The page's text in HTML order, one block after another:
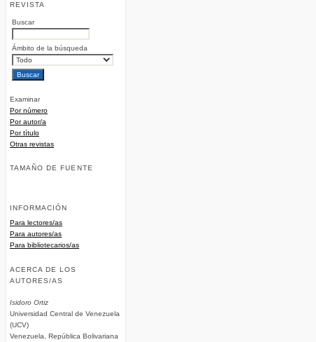
REVISTA
Buscar
Ámbito de la búsqueda
Examinar
Por número
Por autor/a
Por título
Otras revistas
TAMAÑO DE FUENTE
INFORMACIÓN
Para lectores/as
Para autores/as
Para bibliotecarios/as
ACERCA DE LOS
AUTORES/AS
Isidoro Ortiz
Universidad Central de Venezuela
(UCV)
Venezuela, República Bolivariana